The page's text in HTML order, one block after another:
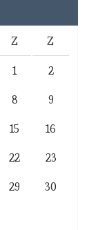
Z Z
1
2
8
9
15
16
22
23
29
30